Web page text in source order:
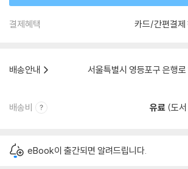
결제혜택 카드/간편결제
배송안내
서울특별시 영등포구 은행
배송비 유료 (도
eBook이 출간되면 알려드립니다.